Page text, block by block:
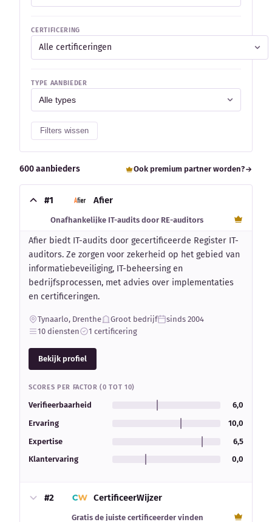
CERTIFICERING
Alle certificeringen
TYPE AANBIEDER
Filters wissen
600 aanbieders Ook premium partner worden?
#1 Afier
Onafhankelijke IT-audits door RE-auditors
Afier biedt IT-audits door gecertificeerde Register IT-
auditors. Ze zorgen voor zekerheid op het gebied van
informatiebeveiliging, IT-beheersing en
bedrijfsprocessen, met advies over implementaties
en certificeringen.
Tynaarlo, Drenthe Groot bedrijf
sinds 2004
10 diensten
1 certificering
Bekijk profiel
SCORES PER FACTOR (0 TOT 10)
Verifieerbaarheid
6,0
Ervaring
10,0
Expertise
6,5
Klantervaring
0,0
#2 CertificeerWijzer
Gratis de juiste certificeerder vinden